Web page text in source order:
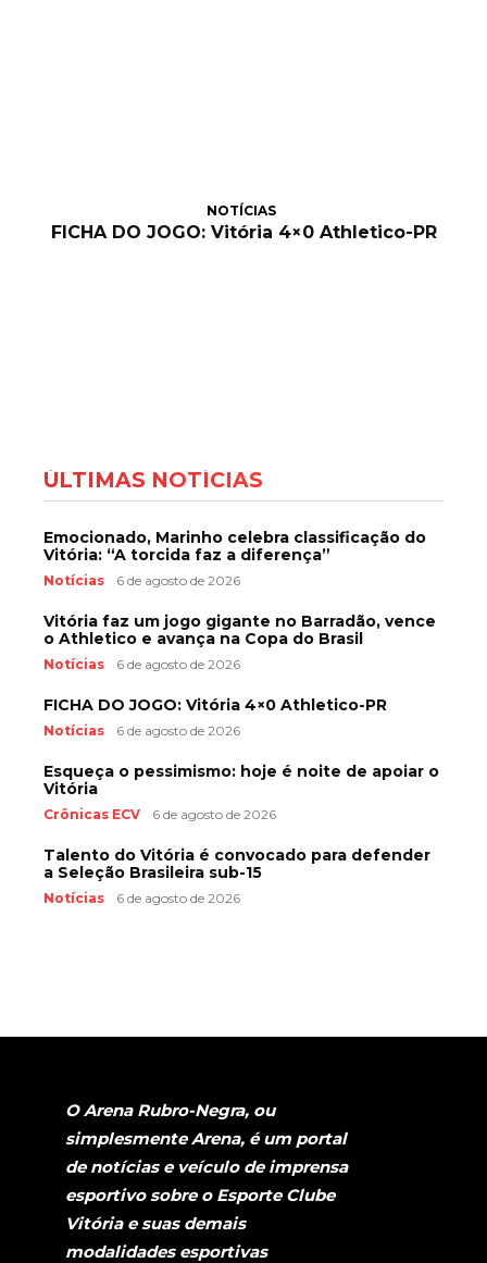
NOTÍCIAS
FICHA DO JOGO: Vitória 4×0 Athletico-PR
ÚLTIMAS NOTÍCIAS
Emocionado, Marinho celebra classificação do
Vitória: “A torcida faz a diferença”
Notícias 6 de agosto de 2026
Vitória faz um jogo gigante no Barradão, vence
o Athletico e avança na Copa do Brasil
Notícias 6 de agosto de 2026
FICHA DO JOGO: Vitória 4×0 Athletico-PR
Notícias 6 de agosto de 2026
Esqueça o pessimismo: hoje é noite de apoiar o
Vitória
Crônicas ECV 6 de agosto de 2026
Talento do Vitória é convocado para defender
a Seleção Brasileira sub-15
Notícias 6 de agosto de 2026
O Arena Rubro-Negra, ou
simplesmente Arena, é um portal
de notícias e veículo de imprensa
esportivo sobre o Esporte Clube
Vitória e suas demais
modalidades esportivas